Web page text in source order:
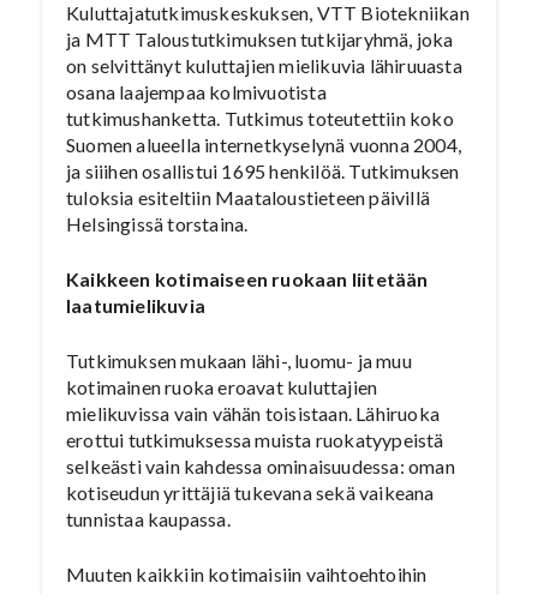
Kuluttajatutkimuskeskuksen, VTT Biotekniikan
ja MTT Taloustutkimuksen tutkijaryhmä, joka
on selvittänyt kuluttajien mielikuvia lähiruuasta
osana laajempaa kolmivuotista
tutkimushanketta. Tutkimus toteutettiin koko
Suomen alueella internetkyselynä vuonna 2004,
ja siiihen osallistui 1695 henkilöä. Tutkimuksen
tuloksia esiteltiin Maataloustieteen päivillä
Helsingissä torstaina.
Kaikkeen kotimaiseen ruokaan liitetään
laatumielikuvia
Tutkimuksen mukaan lähi-, luomu- ja muu
kotimainen ruoka eroavat kuluttajien
mielikuvissa vain vähän toisistaan. Lähiruoka
erottui tutkimuksessa muista ruokatyypeistä
selkeästi vain kahdessa ominaisuudessa: oman
kotiseudun yrittäjiä tukevana sekä vaikeana
tunnistaa kaupassa.
Muuten kaikkiin kotimaisiin vaihtoehtoihin